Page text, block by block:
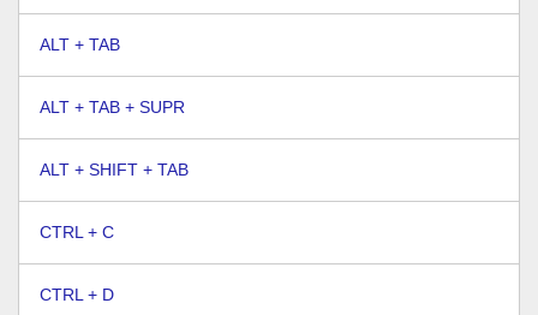
ALT + TAB
ALT + TAB + SUPR
ALT + SHIFT + TAB
CTRL + C
CTRL + D